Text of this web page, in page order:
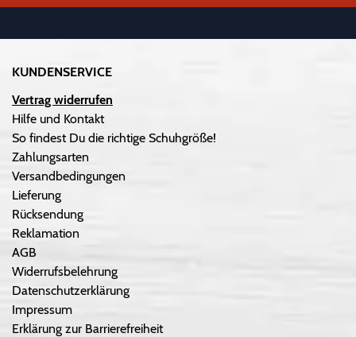
KUNDENSERVICE
Vertrag widerrufen
Hilfe und Kontakt
So findest Du die richtige Schuhgröße!
Zahlungsarten
Versandbedingungen
Lieferung
Rücksendung
Reklamation
AGB
Widerrufsbelehrung
Datenschutzerklärung
Impressum
Erklärung zur Barrierefreiheit